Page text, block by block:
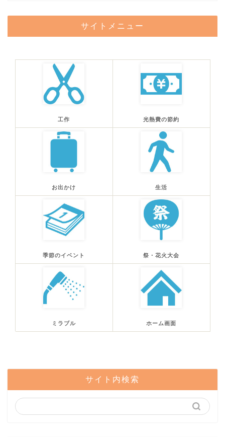
サイトメニュー
工作 光熱費の節約
お出かけ 生活
季節のイベント 祭・花火大会
ミラブル ホーム画面
サイト内検索